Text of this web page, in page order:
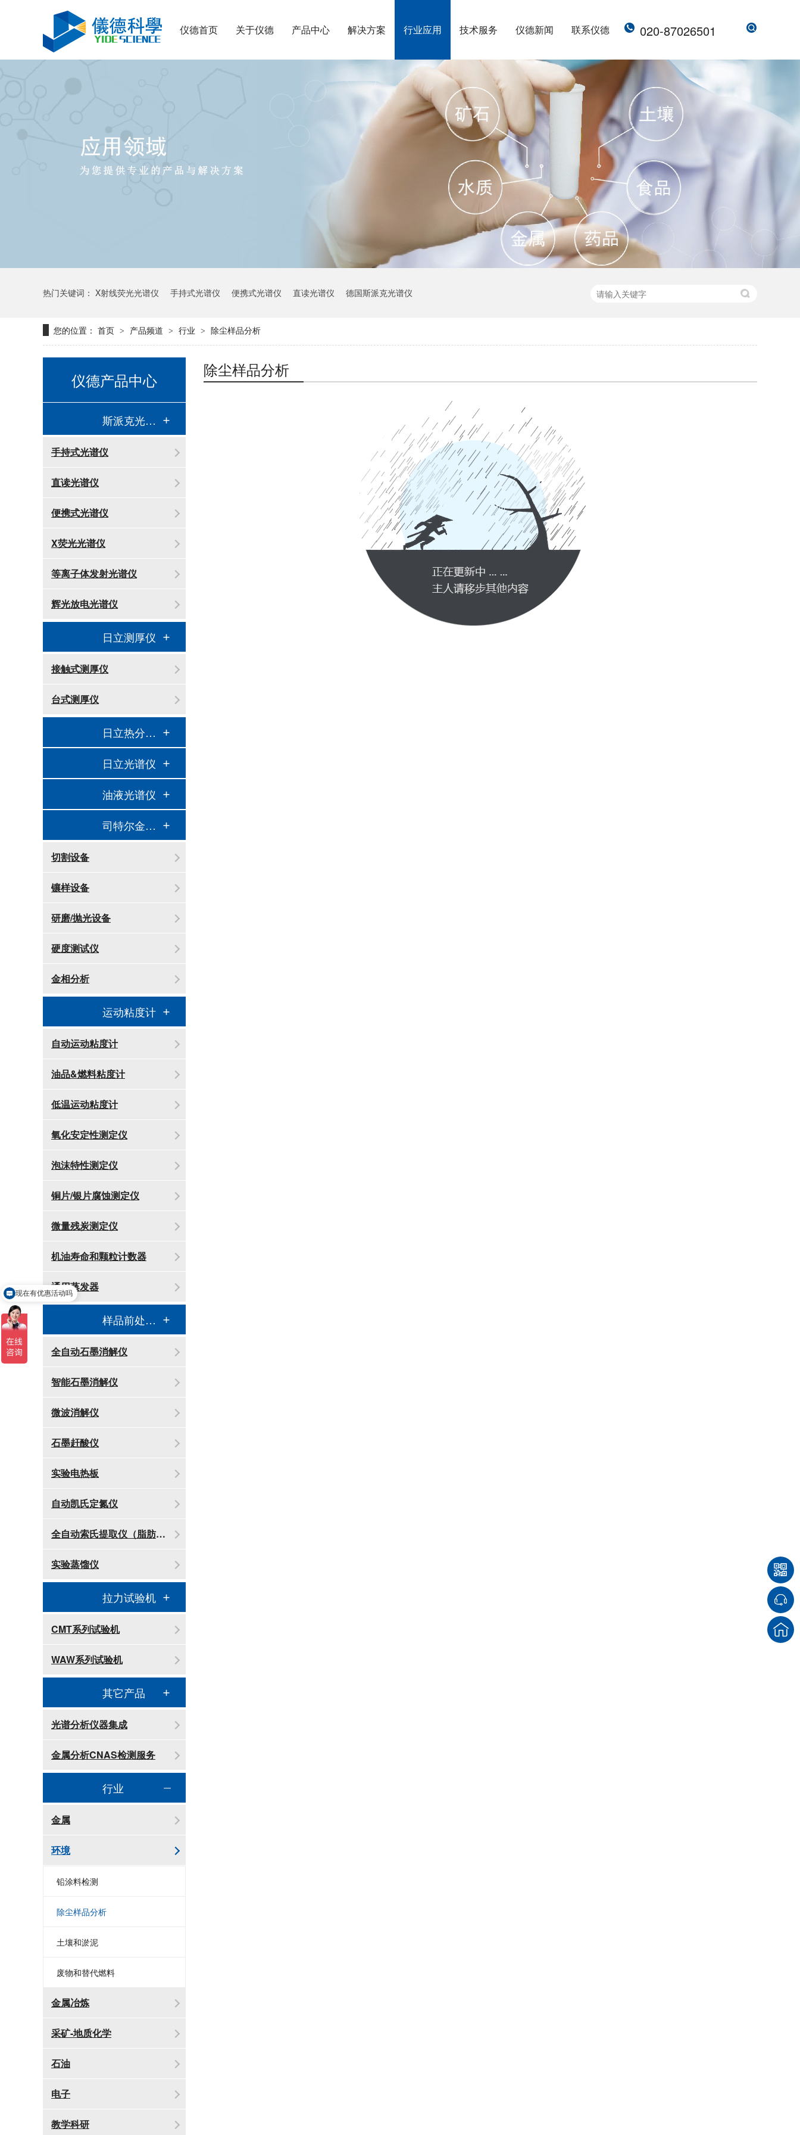
仪德首页 关于仪德 产品中心 解决方案 行业应用 技术服务 仪德新闻 联系仪德 020-87026501
热门关键词： X射线荧光光谱仪 手持式光谱仪 便携式光谱仪 直读光谱仪 德国斯派克光谱仪
您的位置： 首页 > 产品频道 > 行业 > 除尘样品分析
除尘样品分析
仪德产品中心
斯派克光谱仪
手持式光谱仪
直读光谱仪
便携式光谱仪
X荧光光谱仪
等离子体发射光谱仪
辉光放电光谱仪
日立测厚仪
接触式测厚仪
台式测厚仪
日立热分析仪
日立光谱仪
油液光谱仪
司特尔金相处理
切割设备
镶样设备
研磨/抛光设备
硬度测试仪
金相分析
运动粘度计
自动运动粘度计
油品&燃料粘度计
低温运动粘度计
氧化安定性测定仪
泡沫特性测定仪
铜片/银片腐蚀测定仪
微量残炭测定仪
机油寿命和颗粒计数器
通用蒸发器
样品前处理消解设备
全自动石墨消解仪
智能石墨消解仪
微波消解仪
石墨赶酸仪
实验电热板
自动凯氏定氮仪
全自动索氏提取仪（脂肪测定仪）
实验蒸馏仪
拉力试验机
CMT系列试验机
WAW系列试验机
其它产品
光谱分析仪器集成
金属分析CNAS检测服务
行业
金属
环境
铅涂料检测
除尘样品分析
土壤和淤泥
废物和替代燃料
金属冶炼
采矿-地质化学
石油
电子
教学科研
可以介绍下你们的产品么